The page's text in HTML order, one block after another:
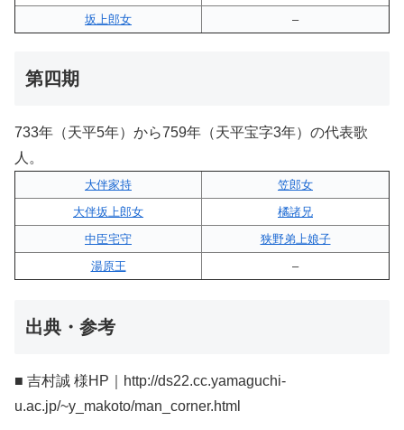
坂上郎女
–
第四期
733年（天平5年）から759年（天平宝字3年）の代表歌
人。
大伴家持
笠郎女
大伴坂上郎女
橘諸兄
中臣宅守
狭野弟上娘子
湯原王
–
出典・参考
■ 吉村誠 様HP｜http://ds22.cc.yamaguchi-
u.ac.jp/~y_makoto/man_corner.html